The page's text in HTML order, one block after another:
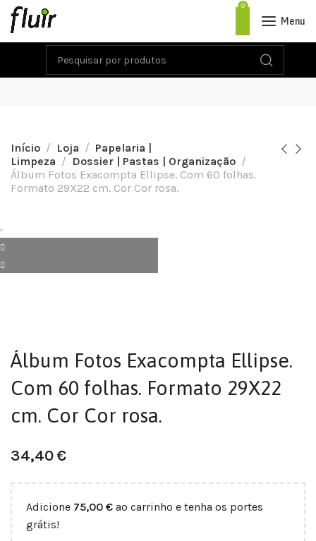
0
Menu
Início Loja
Papelaria |
Limpeza
Dossier | Pastas | Organização
Álbum Fotos Exacompta Ellipse. Com 60 folhas.
Formato 29X22 cm. Cor Cor rosa.
Álbum Fotos Exacompta Ellipse.
Com 60 folhas. Formato 29X22
cm. Cor Cor rosa.
34,40€
Adicione 75,00 € ao carrinho e tenha os portes
grátis!